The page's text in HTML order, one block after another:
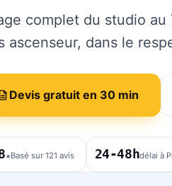
complet du studio
ascenseur, dans le
Devis gratuit en 30 min
★Basé sur 121 avis 24-48hdélai à